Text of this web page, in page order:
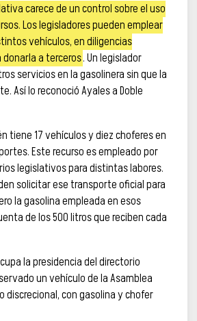
carece de un control sobre el uso
Los legisladores pueden emplear
vehículos, en diligencias
a terceros. Un legislador
servicios en la gasolinera sin que la
Así lo reconoció Ayales a Doble
tiene 17 vehículos y diez choferes en
Este recurso es empleado por
legislativos para distintas labores.
solicitar ese transporte oficial para
la gasolina empleada en esos
de los 500 litros que reciben cada
la presidencia del directorio
un vehículo de la Asamblea
discrecional, con gasolina y chofer